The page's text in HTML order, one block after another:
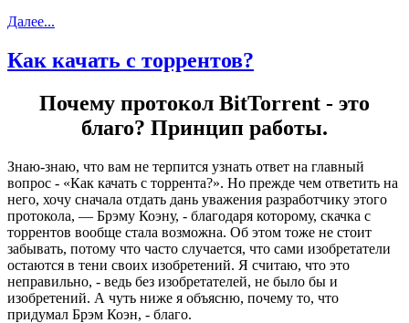
Далее...
Как качать с торрентов?
Почему протокол BitTorrent - это
благо? Принцип работы.
Знаю-знаю, что вам не терпится узнать ответ на главный
вопрос - «Как качать с торрента?». Но прежде чем ответить на
него, хочу сначала отдать дань уважения разработчику этого
протокола, — Брэму Коэну, - благодаря которому, скачка с
торрентов вообще стала возможна. Об этом тоже не стоит
забывать, потому что часто случается, что сами изобретатели
остаются в тени своих изобретений. Я считаю, что это
неправильно, - ведь без изобретателей, не было бы и
изобретений. А чуть ниже я объясню, почему то, что
придумал Брэм Коэн, - благо.